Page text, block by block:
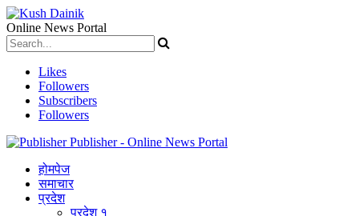
Online News Portal
Likes
Followers
Subscribers
Followers
Publisher - Online News Portal
होमपेज
समाचार
प्रदेश
प्रदेश १